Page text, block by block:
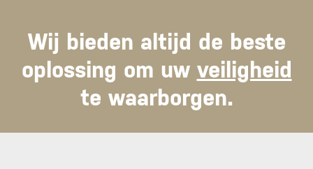
Wij bieden altijd de beste
oplossing om uw veiligheid
te waarborgen.